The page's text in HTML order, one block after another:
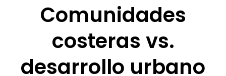
Comunidades
costeras vs.
desarrollo urbano